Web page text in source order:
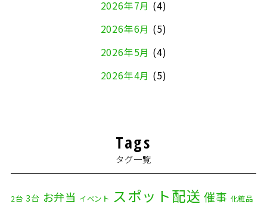
2026年7月 (4)
2026年6月 (5)
2026年5月 (4)
2026年4月 (5)
2026年1月
2025年11月(4)
Tags
タグ一覧
2台 3台 お弁当 イベント スポット配送 催事 化粧品